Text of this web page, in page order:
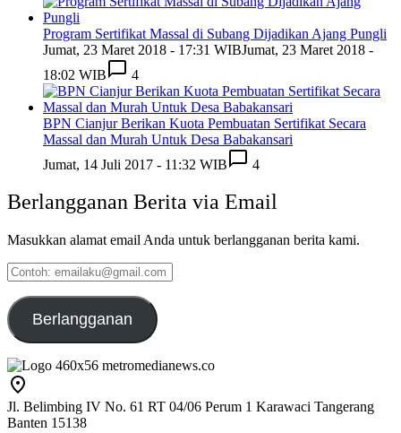
Program Sertifikat Massal di Subang Dijadikan Ajang Pungli
Jumat, 23 Maret 2018 - 17:31 WIBJumat, 23 Maret 2018 -
18:02 WIB
4
BPN Cianjur Berikan Kuota Pembuatan Sertifikat Secara
Massal dan Murah Untuk Desa Babakansari
Jumat, 14 Juli 2017 - 11:32 WIB
4
Berlangganan Berita via Email
Masukkan alamat email Anda untuk berlangganan berita kami.
Contoh:
emailaku@gmail.com
Berlangganan
Jl. Belimbing IV No. 61 RT 04/06 Perum 1 Karawaci Tangerang
Banten 15138